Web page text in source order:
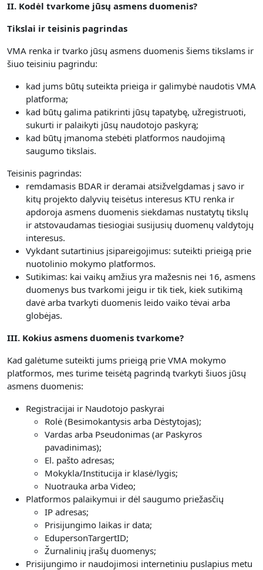
II. Kodėl tvarkome jūsų asmens duomenis?
Tikslai ir teisinis pagrindas
VMA renka ir tvarko jūsų asmens duomenis šiems tikslams ir
šiuo teisiniu pagrindu:
kad jums būtų suteikta prieiga ir galimybė naudotis VMA
platforma;
kad būtų galima patikrinti jūsų tapatybę, užregistruoti,
sukurti ir palaikyti jūsų naudotojo paskyrą;
kad būtų įmanoma stebėti platformos naudojimą
saugumo tikslais.
Teisinis pagrindas:
remdamasis BDAR ir deramai atsižvelgdamas į savo ir
kitų projekto dalyvių teisėtus interesus KTU renka ir
apdoroja asmens duomenis siekdamas nustatytų tikslų
ir atstovaudamas tiesiogiai susijusių duomenų valdytojų
interesus.
Vykdant sutartinius įsipareigojimus: suteikti prieigą prie
nuotolinio mokymo platformos.
Sutikimas: kai vaikų amžius yra mažesnis nei 16, asmens
duomenys bus tvarkomi jeigu ir tik tiek, kiek sutikimą
davė arba tvarkyti duomenis leido vaiko tėvai arba
globėjas.
III. Kokius asmens duomenis tvarkome?
Kad galėtume suteikti jums prieigą prie VMA mokymo
platformos, mes turime teisėtą pagrindą tvarkyti šiuos jūsų
asmens duomenis:
Registracijai ir Naudotojo paskyrai
Rolė (Besimokantysis arba Dėstytojas);
Vardas arba Pseudonimas (ar Paskyros
pavadinimas);
El. pašto adresas;
Mokykla/Institucija ir klasė/lygis;
Nuotrauka arba Video;
Platformos palaikymui ir dėl saugumo priežasčių
IP adresas;
Prisijungimo laikas ir data;
EdupersonTargertID;
Žurnalinių įrašų duomenys;
Prisijungimo ir naudojimosi internetiniu puslapius metu